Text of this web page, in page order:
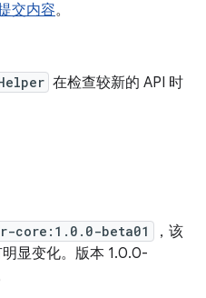
交内容。
在检查较新的 API 时
core:1.0.0-beta01
，该
显变化。版本 1.0.0-